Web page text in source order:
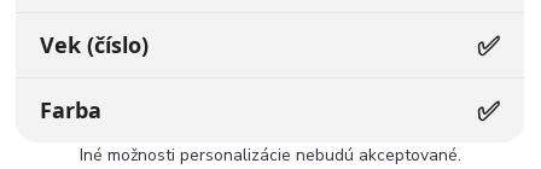
Vek (číslo) ✅
Farba ✅
Iné možnosti personalizácie nebudú akceptované.